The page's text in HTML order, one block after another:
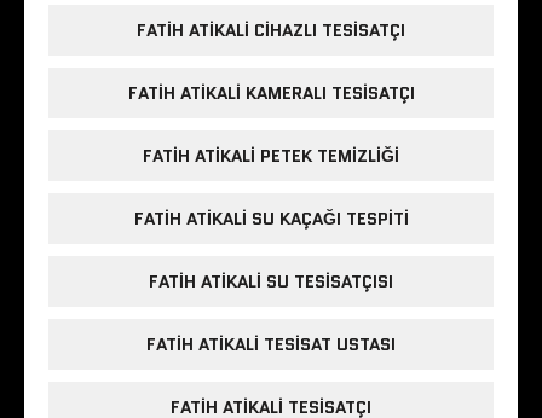
FATIH ATIKALI CIHAZLI TESISATÇI
FATIH ATIKALI KAMERALI TESISATÇI
FATIH ATIKALI PETEK TEMIZLIĞI
FATIH ATIKALI SU KAÇAĞI TESPITI
FATIH ATIKALI SU TESISATÇISI
FATIH ATIKALI TESISAT USTASI
FATIH ATIKALI TESISATÇI